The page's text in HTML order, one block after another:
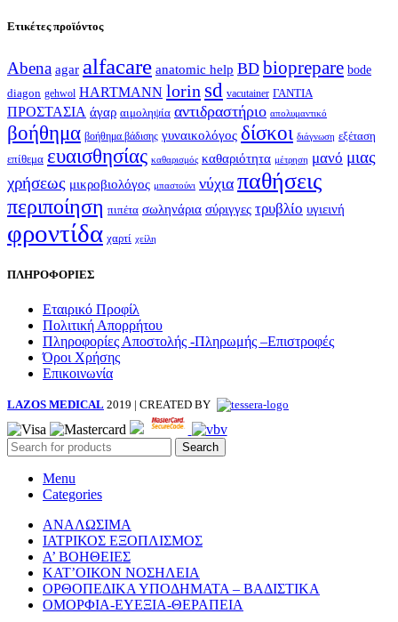
Ετικέτες προϊόντος
Abena agar alfacare anatomic help BD bioprepare bode
diagon gehwol HARTMANN lorin sd vacutainer ΓΑΝΤΙΑ
ΠΡΟΣΤΑΣΙΑ άγαρ αιμοληψία αντιδραστήριο απολυμαντικό
βοήθημα βοήθημα βάδισης γυναικολόγος δίσκοι διάγνωση εξέταση
επίθεμα ευαισθησίας καθαρισμός καθαριότητα μέτρηση μανό μιας
χρήσεως μικροβιολόγος μπαστούνι νύχια παθήσεις
περιποίηση πιπέτα σωληνάρια σύριγγες τρυβλίο υγιεινή
φροντίδα χαρτί χείλη
ΠΛΗΡΟΦΟΡΙΕΣ
Εταιρικό Προφίλ
Πολιτική Απορρήτου
Πληροφορίες Αποστολής -Πληρωμής –Επιστροφές
Όροι Χρήσης
Επικοινωνία
LAZOS MEDICAL 2019 | CREATED BY
Search
Menu
Categories
ΑΝΑΛΩΣΙΜΑ
ΙΑΤΡΙΚΟΣ ΕΞΟΠΛΙΣΜΟΣ
Α’ ΒΟΗΘΕΙΕΣ
ΚΑΤ’ΟΙΚΟΝ ΝΟΣΗΛΕΙΑ
ΟΡΘΟΠΕΔΙΚΑ ΥΠΟΔΗΜΑΤΑ – ΒΑΔΙΣΤΙΚΑ
ΟΜΟΡΦΙΑ-ΕΥΕΞΙΑ-ΘΕΡΑΠΕΙΑ